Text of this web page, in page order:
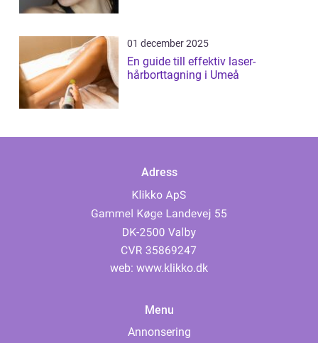
01 december 2025
En guide till effektiv laser-
hårborttagning i Umeå
Adress
web: www.klikko.dk
Menu
Annonsering